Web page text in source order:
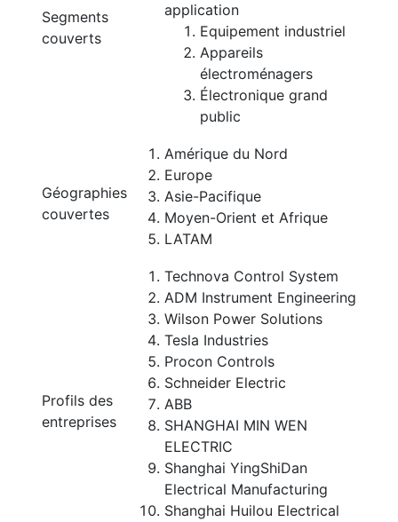
Segments
couverts
application
Equipement industriel
Appareils
électroménagers
Électronique grand
public
Géographies
couvertes
Amérique du Nord
Europe
Asie-Pacifique
Moyen-Orient et Afrique
LATAM
Profils des
entreprises
Technova Control System
ADM Instrument Engineering
Wilson Power Solutions
Tesla Industries
Procon Controls
Schneider Electric
ABB
SHANGHAI MIN WEN
ELECTRIC
Shanghai YingShiDan
Electrical Manufacturing
Shanghai Huilou Electrical